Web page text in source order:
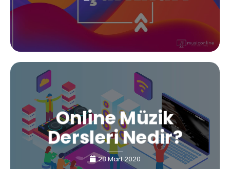
Online Müzik
Dersleri Nedir?
28 Mart 2020